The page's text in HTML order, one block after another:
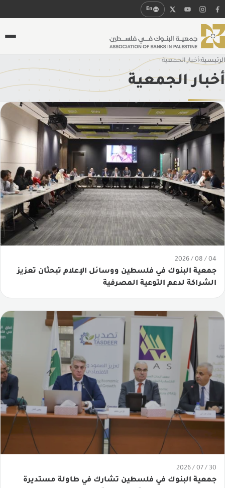
En
من نحن
لمحة عامة
النظام الاساسي
الهيئة العامة
مجلس الإدارة
أنظمة وقوانين
الإدارة التنفيذية
التقرير السنوي
لجان جمعية البنوك
أرقام مصرفية
الدراسات والأبحاث المصرفية
الأداء المقارن للبنوك
المؤشر المصرفي
الجهاز الوظيفي
التوزيع الجغرافي
مقارنة القطاع المصرفي الفلسطيني مع القطاع المصرفي
الأردني
القوائم المالية للبنوك
الرئيسية›أخبار الجمعية
أخبار الجمعية
04 / 08 / 2026
جمعية البنوك في فلسطين ووسائل الإعلام تبحثان تعزيز
الشراكة لدعم التوعية المصرفية
30 / 07 / 2026
جمعية البنوك في فلسطين تشارك في طاولة مستديرة